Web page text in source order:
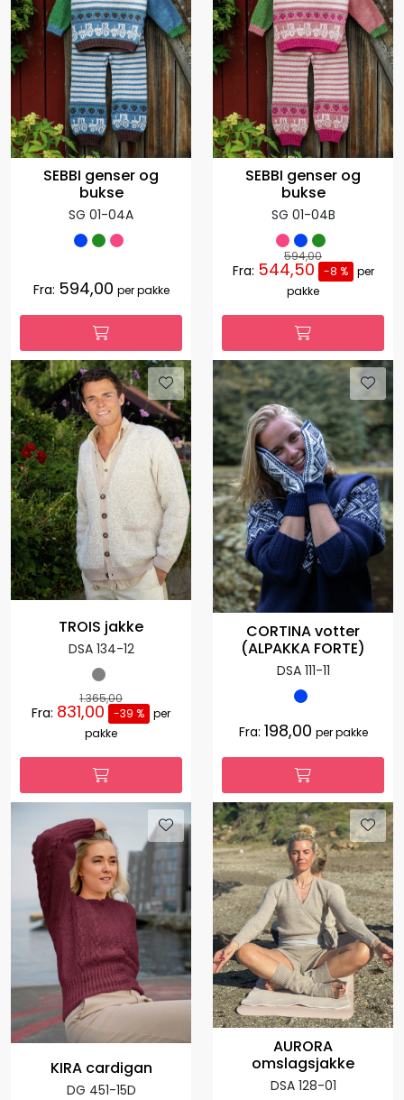
SEBBI genser og
bukse
SG 01-04A
Fra: 594,00 per pakke
SEBBI genser og
bukse
SG 01-04B
594,00
Fra: 544,50 -8 %
per
pakke
TROIS jakke
DSA 134-12
1.365,00
Fra: 831,00 -39 % per
pakke
CORTINA votter
(ALPAKKA FORTE)
DSA 111-11
Fra: 198,00 per pakke
KIRA cardigan
DG 451-15D
AURORA
omslagsjakke
DSA 128-01